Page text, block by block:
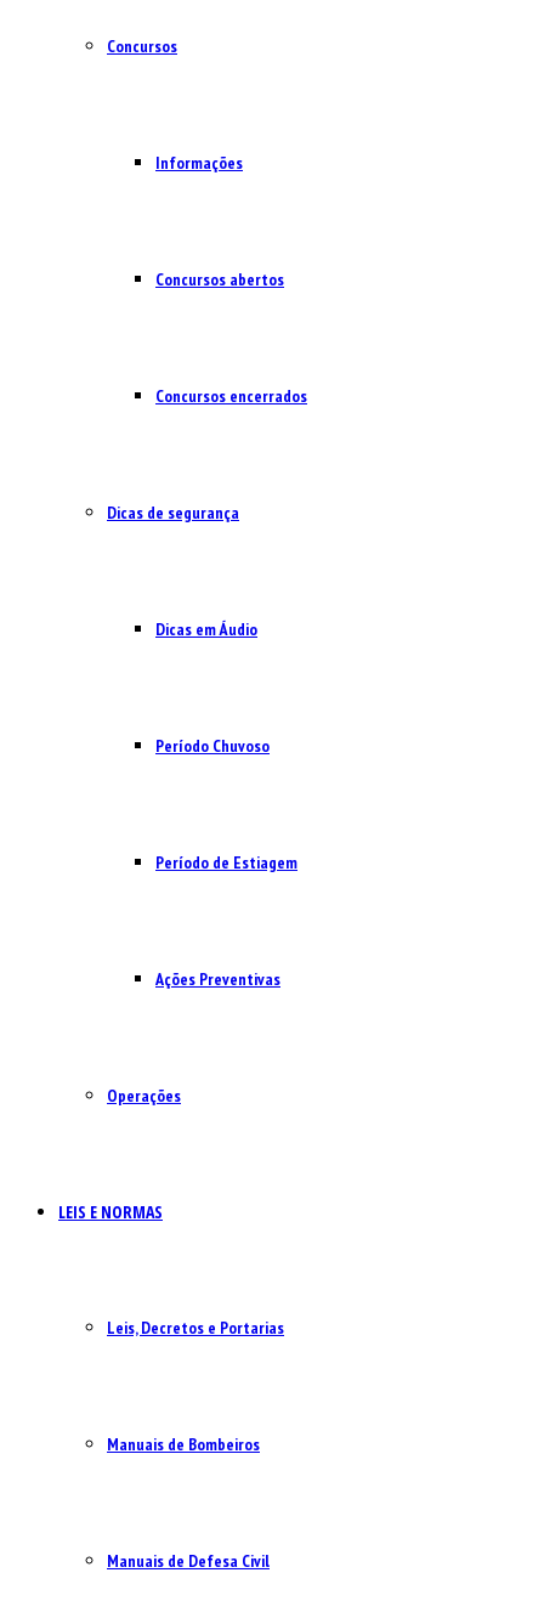
Concursos
Informações
Concursos abertos
Concursos encerrados
Dicas de segurança
Dicas em Áudio
Período Chuvoso
Período de Estiagem
Ações Preventivas
Operações
LEIS E NORMAS
Leis, Decretos e Portarias
Manuais de Bombeiros
Manuais de Defesa Civil